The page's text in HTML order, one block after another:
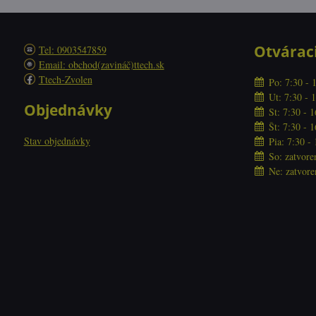
Tel: 0903547859
Email: obchod(zavináč)ttech.sk
Ttech-Zvolen
Objednávky
Stav objednávky
Po: 7:30 -
Ut: 7:30 -
St: 7:30 -
Št: 7:30 -
Pia: 7:30 -
So:
Ne: